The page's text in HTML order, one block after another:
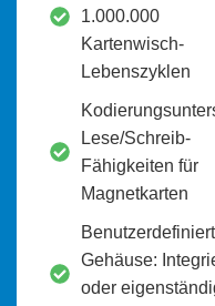
1.000.000
Kartenwisch-
Lebenszyklen
Lese/Schreib-
Fähigkeiten für
Magnetkarten
Gehäuse:
oder